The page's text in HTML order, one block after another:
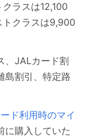
ラスは12,100
トクラスは9,900
、JALカード割
島割引、特定路
ド利用時のマイ
に購入していた